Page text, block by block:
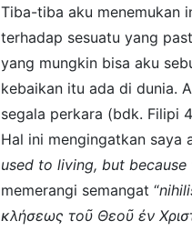
Tiba-tiba aku menemukan
terhadap sesuatu yang
yang mungkin bisa aku
kebaikan itu ada di dunia.
segala perkara (bdk. Filipi
Hal ini mengingatkan saya
used to living, but
memerangi semangat “
κλήσεως τοῦ Θεοῦ ἐν